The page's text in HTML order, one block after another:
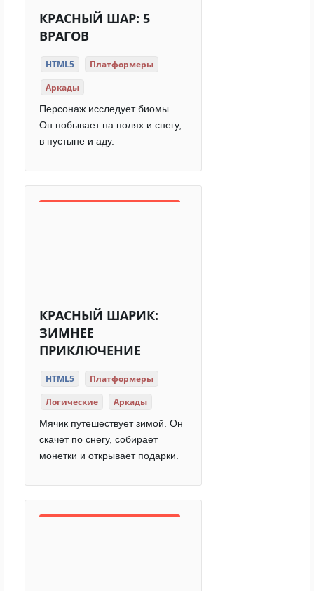
КРАСНЫЙ ШАР: 5
ВРАГОВ
HTML5
Платформеры
Аркады
Персонаж исследует биомы.
Он побывает на полях и снегу,
в пустыне и аду.
КРАСНЫЙ ШАРИК:
ЗИМНЕЕ
ПРИКЛЮЧЕНИЕ
HTML5
Платформеры
Логические
Аркады
Мячик путешествует зимой. Он
скачет по снегу, собирает
монетки и открывает подарки.